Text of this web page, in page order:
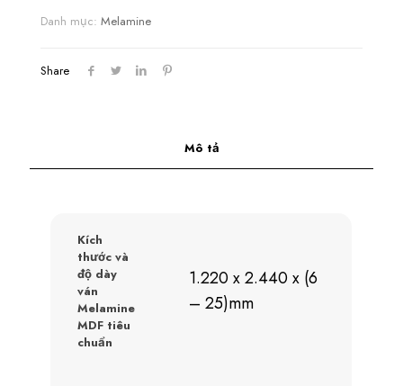
Danh mục: Melamine
Share
Mô tả
Kích
thước và
độ dày
ván
Melamine
MDF tiêu
chuẩn
1.220 x 2.440 x (6
– 25)mm